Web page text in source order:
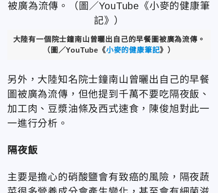
大陸有一個院士鐘南山曾曬出自己的早餐圖被廣為流傳。
（圖／YouTube《小麥的健康筆記》）
另外，大陸知名院士鐘南山曾曬出自己的早餐
圖被廣為流傳，但他提到千萬不要吃隔夜飯、
加工肉、豆漿油條及西式速食，陳俊旭對此一
一進行分析。
隔夜飯
主要是擔心的硝酸鹽會有致癌的風險，隔夜蔬